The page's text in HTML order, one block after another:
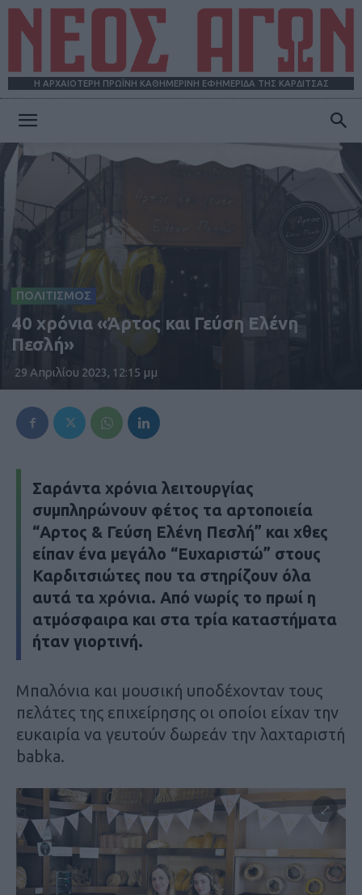
Η ΑΡΧΑΙΟΤΕΡΗ ΠΡΩΪΝΗ ΚΑΘΗΜΕΡΙΝΗ ΕΦΗΜΕΡΙΔΑ ΤΗΣ ΚΑΡΔΙΤΣΑΣ
ΠΟΛΙΤΙΣΜΟΣ
40 χρόνια «Άρτος και Γεύση Ελένη
Πεσλή»
29 Απριλίου 2023, 12:15 μμ
Σαράντα χρόνια λειτουργίας
συμπληρώνουν φέτος τα αρτοποιεία
“Αρτος & Γεύση Ελένη Πεσλή” και χθες
είπαν ένα μεγάλο “Ευχαριστώ” στους
Καρδιτσιώτες που τα στηρίζουν όλα
αυτά τα χρόνια. Από νωρίς το πρωί η
ατμόσφαιρα και στα τρία καταστήματα
ήταν γιορτινή.
Μπαλόνια και μουσική υποδέχονταν τους
πελάτες της επιχείρησης οι οποίοι είχαν την
ευκαιρία να γευτούν δωρεάν την λαχταριστή
babka.